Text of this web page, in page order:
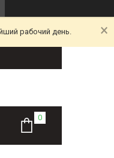
рабочий день.